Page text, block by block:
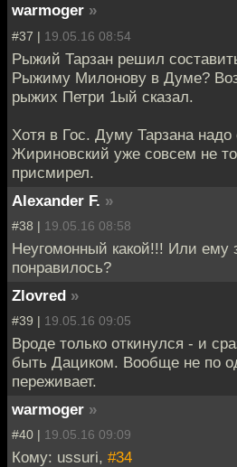
warmoger »
#37 | 19.05.16 08:54
Рыжий Тарзан решил
Рыжиму Милонову в Думе?
рыжих Петри 1ый сказал.
Хотя в Гос. Думу Тарзана надо
Жириновский уже совсем не
присмирел.
Alexander F. »
#38 | 19.05.16 08:58
Неугомонный какой!!! Или ему
понравилось?
Zlovred »
#39 | 19.05.16 09:05
Вроде только откинулся - и
быть Дациком. Вообще не по
переживает.
warmoger »
#40 | 19.05.16 09:09
Кому: ussuri, #34